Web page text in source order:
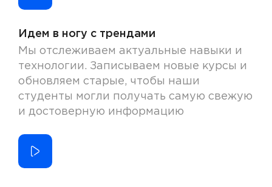
Идем в ногу с трендами
Мы отслеживаем актуальные навыки и
технологии. Записываем новые курсы и
обновляем старые, чтобы наши
студенты могли получать самую свежую
и достоверную информацию